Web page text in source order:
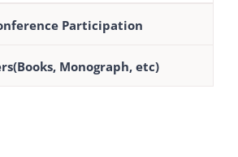
Participation
Monograph, etc)